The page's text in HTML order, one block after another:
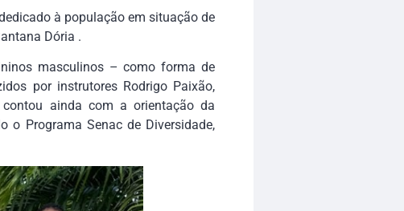
à população em situação de
Dória .
masculinos – como forma de
por instrutores Rodrigo Paixão,
contou ainda com a orientação da
o Programa Senac de Diversidade,